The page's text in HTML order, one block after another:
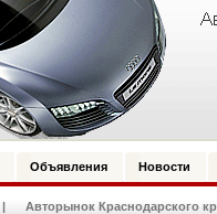
Объявления Новости
| Авторынок Краснодарского